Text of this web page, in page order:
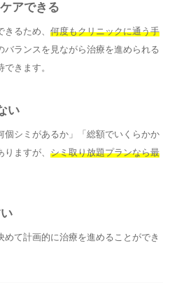
アできる
るため、 何度もクリニックに通う手
バランスを見ながら治療を進められる
きます。
い
個シミがあるか」「総額でいくらかか
ますが、 シミ取り放題プランなら最
て計画的に治療を進めることができ